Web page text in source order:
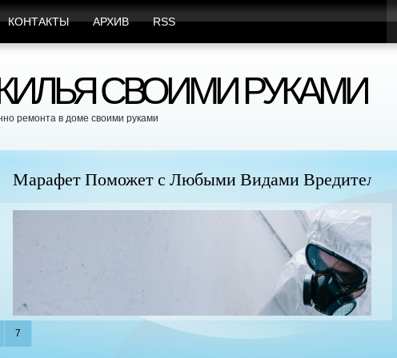
КОНТАКТЫ АРХИВ RSS
СВОИМИ РУКАМИ
ремонта в доме своими руками
Любыми Видами Вредителей
7